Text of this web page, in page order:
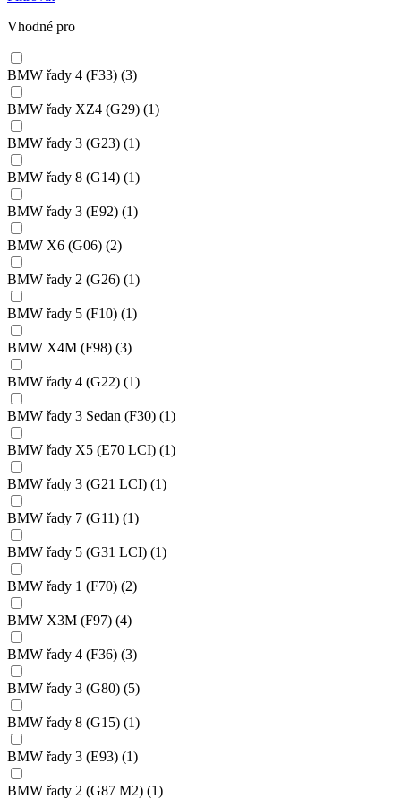
Vhodné pro
BMW řady 4 (F33) (3)
BMW řady XZ4 (G29) (1)
BMW řady 3 (G23) (1)
BMW řady 8 (G14) (1)
BMW řady 3 (E92) (1)
BMW X6 (G06) (2)
BMW řady 2 (G26) (1)
BMW řady 5 (F10) (1)
BMW X4M (F98) (3)
BMW řady 4 (G22) (1)
BMW řady 3 Sedan (F30) (1)
BMW řady X5 (E70 LCI) (1)
BMW řady 3 (G21 LCI) (1)
BMW řady 7 (G11) (1)
BMW řady 5 (G31 LCI) (1)
BMW řady 1 (F70) (2)
BMW X3M (F97) (4)
BMW řady 4 (F36) (3)
BMW řady 3 (G80) (5)
BMW řady 8 (G15) (1)
BMW řady 3 (E93) (1)
BMW řady 2 (G87 M2) (1)